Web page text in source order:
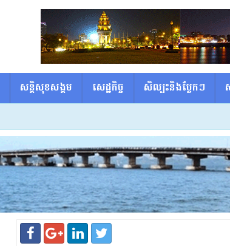
សន្តិសុខសង្គម សេដ្ឋកិច្ច សិល្បះនិងប្លែកៗ
» សម្ដ